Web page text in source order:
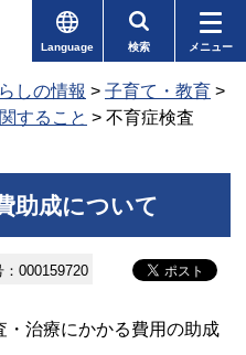
Language 検索 メニュー
しの情報 > 子育て・教育 >
すること > 不育症検査
助成について
000159720
・治療にかかる費用の助成